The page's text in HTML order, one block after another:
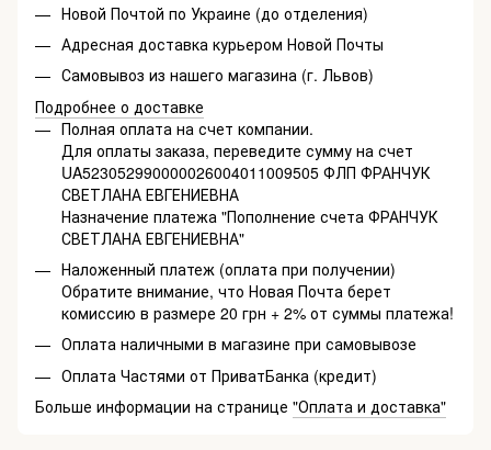
Новой Почтой по Украине (до отделения)
Адресная доставка курьером Новой Почты
Самовывоз из нашего магазина (г. Львов)
Подробнее о доставке
Полная оплата на счет компании.
Для оплаты заказа, переведите сумму на счет
UA523052990000026004011009505 ФЛП ФРАНЧУК
СВЕТЛАНА ЕВГЕНИЕВНА
Назначение платежа "Пополнение счета ФРАНЧУК
СВЕТЛАНА ЕВГЕНИЕВНА"
Наложенный платеж (оплата при получении)
Обратите внимание, что Новая Почта берет
комиссию в размере 20 грн + 2% от суммы платежа!
Оплата наличными в магазине при самовывозе
Оплата Частями от ПриватБанка (кредит)
Больше информации на странице "Оплата и доставка"